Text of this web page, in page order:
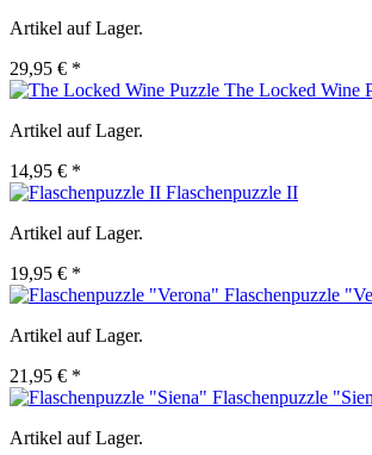
Artikel auf Lager.
29,95 € *
The Locked Wine
Artikel auf Lager.
14,95 € *
Flaschenpuzzle II
Artikel auf Lager.
19,95 € *
Flaschenpuzzle
Artikel auf Lager.
21,95 € *
Flaschenpuzzle
Artikel auf Lager.